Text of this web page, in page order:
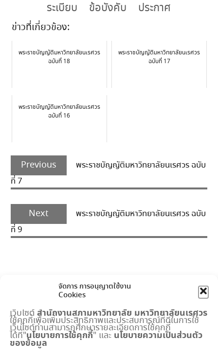
จัดการ การอนุญาตใช้งาน
Cookies
เว็บไซต์สำนักงานสภามหาวิทยาลัย มหาวิทยาลัยนเรศวร
ใช้คุกกี้เพื่อเพิ่มประสิทธิภาพและประสบการณ์ที่ดีในการใช้
เว็บไซต์ท่านสามารถศึกษารายละเอียดการใช้คุกกี้
ได้ที่"นโยบายการใช้คุกกี้" และ นโยบายความเป็นส่วนตัว
ของข้อมูล
ระเบียบ ข้อบังคับ ประกาศ
ข่าวที่เกี่ยวข้อง:
พระราชบัญญัติมหาวิทยาลัยนเรศวร
ฉบับที่ 18
พระราชบัญญัติมหาวิทยาลัยนเรศวร
ฉบับที่ 17
พระราชบัญญัติมหาวิทยาลัยนเรศวร
ฉบับที่ 16
Post
navigation
Previous
Previous
post:
พระราชบัญญัติมหาวิทยาลัยนเรศวร ฉบับ
ที่ 7
Next
Next
post:
พระราชบัญญัติมหาวิทยาลัยนเรศวร ฉบับ
ที่ 9
เมนูด่วน
กำหนดการประชุมสภามหาวิทยาลัย